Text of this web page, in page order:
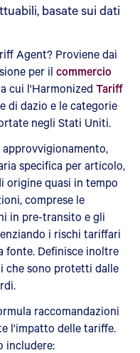
basate sui dati
Agent? Proviene dai
per il commercio
cui l'Harmonized Tariff
di dazio e le categorie
negli Stati Uniti.
specifica per articolo,
origine quasi in tempo
comprese le
in pre-transito e gli
i rischi tariffari
fonte. Definisce inoltre
che sono protetti dalle
raccomandazioni
l'impatto delle tariffe.
includere: